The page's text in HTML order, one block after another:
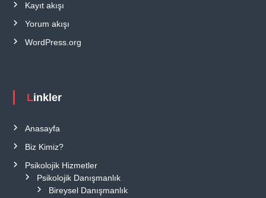
Kayıt akışı
Yorum akışı
WordPress.org
Linkler
Anasayfa
Biz Kimiz?
Psikolojik Hizmetler
Psikolojik Danışmanlık
Bireysel Danışmanlık